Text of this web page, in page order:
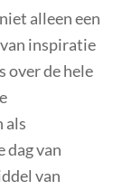
alleen een
inspiratie
over de hele
als
van
van